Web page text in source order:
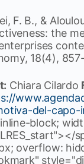
F. B., &
the
18(4),
Chiara Cilardo
del-
block;
overflow: